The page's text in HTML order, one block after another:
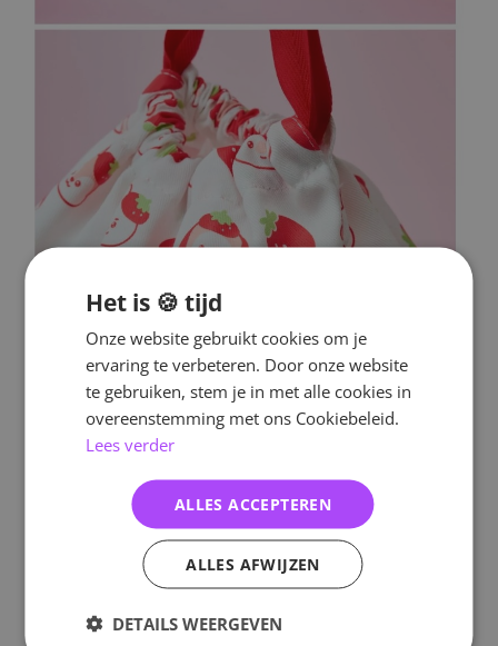
Het is 🍪 tijd
Onze website gebruikt cookies om je
ervaring te verbeteren. Door onze website
te gebruiken, stem je in met alle cookies in
overeenstemming met ons Cookiebeleid.
Lees verder
ALLES ACCEPTEREN
ALLES AFWIJZEN
DETAILS WEERGEVEN